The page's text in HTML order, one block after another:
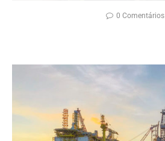
0 Comentários